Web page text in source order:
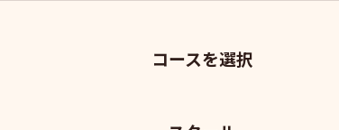
コースを選択